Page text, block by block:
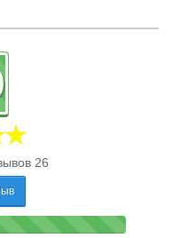
26